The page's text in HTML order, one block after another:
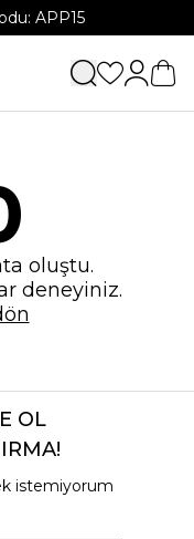
APP15
oluştu.
deneyiniz.
OL
istemiyorum